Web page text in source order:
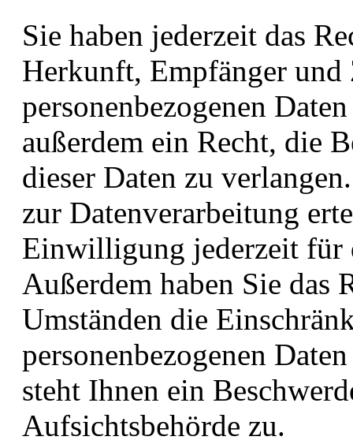
Sie haben jederzeit das
Herkunft, Empfänger und
personenbezogenen
außerdem ein Recht, die
dieser Daten zu
zur Datenverarbeitung
Einwilligung jederzeit
Außerdem haben Sie das
Umständen die
personenbezogenen
steht Ihnen ein
Aufsichtsbehörde zu.